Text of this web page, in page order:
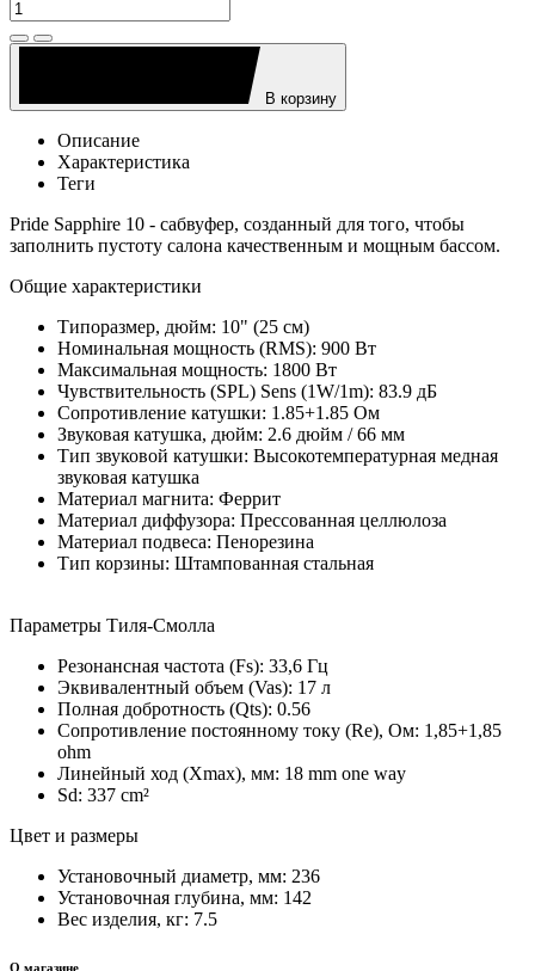
В корзину
Описание
Характеристика
Теги
Pride Sapphire 10 - сабвуфер, созданный для того, чтобы
заполнить пустоту салона качественным и мощным бассом.
Общие характеристики
Типоразмер, дюйм: 10" (25 см)
Номинальная мощность (RMS): 900 Вт
Максимальная мощность: 1800 Вт
Чувствительность (SPL) Sens (1W/1m): 83.9 дБ
Сопротивление катушки: 1.85+1.85 Ом
Звуковая катушка, дюйм: 2.6 дюйм / 66 мм
Тип звуковой катушки: Высокотемпературная медная
звуковая катушка
Материал магнита: Феррит
Материал диффузора: Прессованная целлюлоза
Материал подвеса: Пенорезина
Тип корзины: Штампованная стальная
Параметры Тиля-Смолла
Резонансная частота (Fs): 33,6 Гц
Эквивалентный объем (Vas): 17 л
Полная добротность (Qts): 0.56
Сопротивление постоянному току (Re), Ом: 1,85+1,85
ohm
Линейный ход (Xmax), мм: 18 mm one way
Sd: 337 cm²
Цвет и размеры
Установочный диаметр, мм: 236
Установочная глубина, мм: 142
Вес изделия, кг: 7.5
О магазине